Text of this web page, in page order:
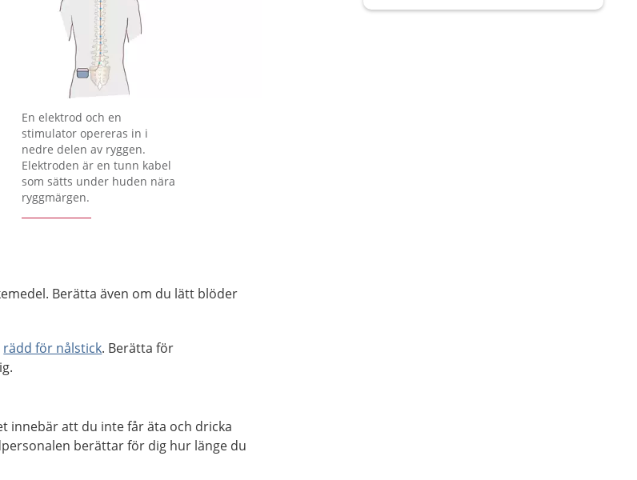
Förstora bilden
En elektrod och en
stimulator opereras in i
nedre delen av ryggen.
Elektroden är en tunn kabel
som sätts under huden nära
ryggmärgen.
Berätta även om du lätt blöder
rädd för nålstick. Berätta för
innebär att du inte får äta och dricka
berättar för dig hur länge du